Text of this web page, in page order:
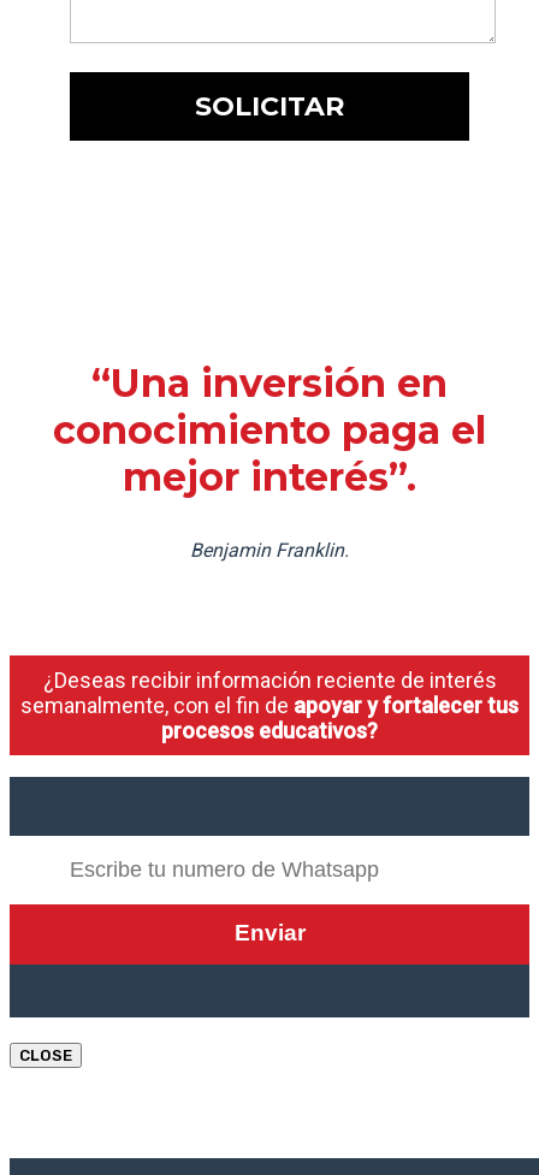
“Una inversión en
conocimiento paga el
mejor interés”.
Benjamin Franklin.
¿Deseas recibir información reciente de interés
semanalmente, con el fin de apoyar y fortalecer tus
procesos educativos?
CLOSE